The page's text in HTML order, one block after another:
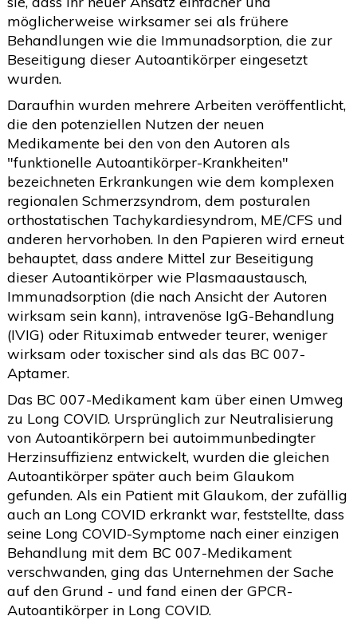
möglicherweise wirksamer sei als frühere
Behandlungen wie die Immunadsorption, die zur
Beseitigung dieser Autoantikörper eingesetzt
wurden.
Daraufhin wurden mehrere Arbeiten veröffentlicht,
die den potenziellen Nutzen der neuen
Medikamente bei den von den Autoren als
"funktionelle Autoantikörper-Krankheiten"
bezeichneten Erkrankungen wie dem komplexen
regionalen Schmerzsyndrom, dem posturalen
orthostatischen Tachykardiesyndrom, ME/CFS und
anderen hervorhoben. In den Papieren wird erneut
behauptet, dass andere Mittel zur Beseitigung
dieser Autoantikörper wie Plasmaaustausch,
Immunadsorption (die nach Ansicht der Autoren
wirksam sein kann), intravenöse IgG-Behandlung
(IVIG) oder Rituximab entweder teurer, weniger
wirksam oder toxischer sind als das BC 007-
Aptamer.
Das BC 007-Medikament kam über einen Umweg
zu Long COVID. Ursprünglich zur Neutralisierung
von Autoantikörpern bei autoimmunbedingter
Herzinsuffizienz entwickelt, wurden die gleichen
Autoantikörper später auch beim Glaukom
gefunden. Als ein Patient mit Glaukom, der zufällig
auch an Long COVID erkrankt war, feststellte, dass
seine Long COVID-Symptome nach einer einzigen
Behandlung mit dem BC 007-Medikament
verschwanden, ging das Unternehmen der Sache
auf den Grund - und fand einen der GPCR-
Autoantikörper in Long COVID.